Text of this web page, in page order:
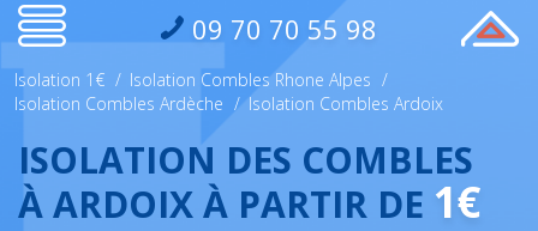
09 70 70 55 98
Isolation 1€ / Isolation Combles Rhone Alpes /
Isolation Combles Ardèche / Isolation Combles Ardoix
ISOLATION DES COMBLES
À ARDOIX À PARTIR DE 1€